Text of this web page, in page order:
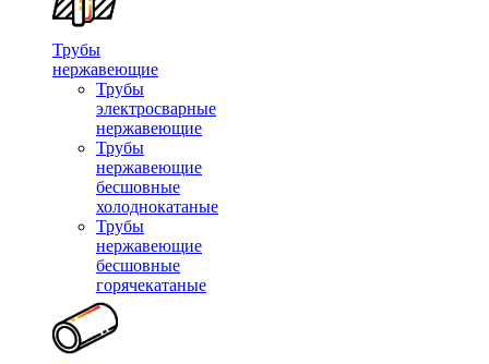
Трубы
нержавеющие
Трубы
электросварные
нержавеющие
Трубы
нержавеющие
бесшовные
холоднокатаные
Трубы
нержавеющие
бесшовные
горячекатаные